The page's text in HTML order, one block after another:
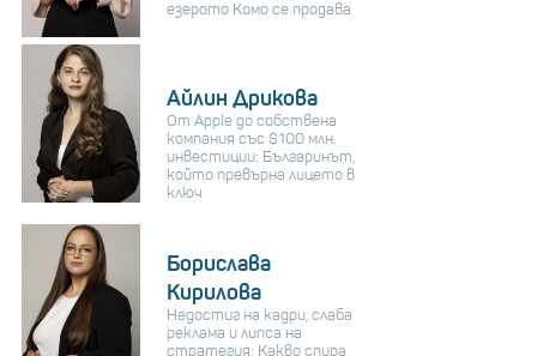
езерото Комо се продава
Айлин Дрикова
От Apple до собствена
компания със $100 млн.
инвестиции: Българинът,
който превърна лицето в
ключ
Борислава
Кирилова
Недостиг на кадри, слаба
реклама и липса на
стратегия: Какво спира